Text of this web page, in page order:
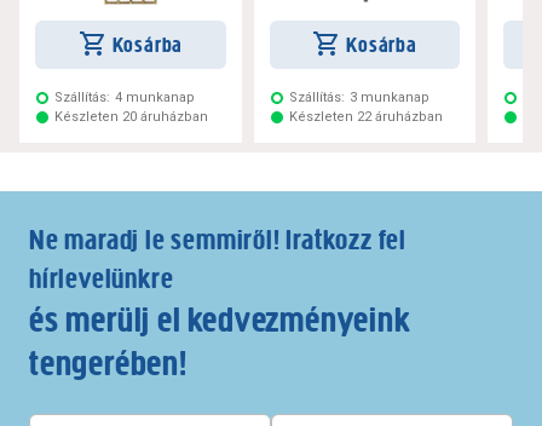
Kosárba
Szállítás: 4 munkanap
Készleten 20 áruházban
Kosárba
Szállítás: 3 munkanap
Készleten 22 áruházban
Ne maradj le semmiről! Iratkozz fel
hírlevelünkre
és merülj el kedvezményeink
tengerében!